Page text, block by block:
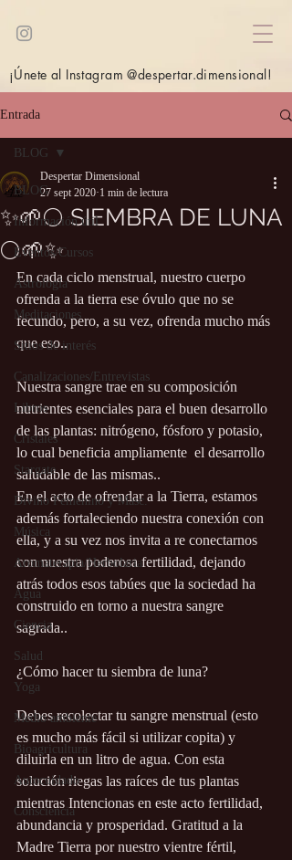
¡Únete al Instagram @despertar.dimensional!
Entrada
BLOG
Información útil
Eventos/Cursos
Astrología
Meditaciones
Sitios de interés
Canalizaciones/Entrevistas
Libros
Cristales
Stargate
Divino Femenino y Masc.
Música
Aromaterapia/Herbolaria
Agua
Ciencia
Salud
Yoga
Medio ambiente
Bioagricultura
Autocuidado
Consciencia
BLOG
✨🌱🌕 SIEMBRA DE LUNA
🌕🌱✨
Despertar Dimensional
27 sept 2020 1 min de lectura
En cada ciclo menstrual, nuestro cuerpo
ofrenda a la tierra ese óvulo que no se
fecundo, pero, a su vez, ofrenda mucho más
que eso..
Nuestra sangre trae en su composición
nutrientes esenciales para el buen desarrollo
de las plantas: nitrógeno, fósforo y potasio,
lo cual beneficia ampliamente  el desarrollo
saludable de las mismas..
En el acto de ofrendar a la Tierra, estamos
además fortaleciendo nuestra conexión con
ella, y a su vez nos invita a re conectarnos
con nuestra poderosa fertilidad, dejando
atrás todos esos tabúes que la sociedad ha
construido en torno a nuestra sangre
sagrada..
¿Cómo hacer tu siembra de luna?
Debes recolectar tu sangre menstrual (esto
es mucho más fácil si utilizar copita) y
diluirla en un litro de agua. Con esta
solución riegas las raíces de tus plantas
mientras Intencionas en este acto fertilidad,
abundancia y prosperidad. Gratitud a la
Madre Tierra por nuestro vientre fértil,